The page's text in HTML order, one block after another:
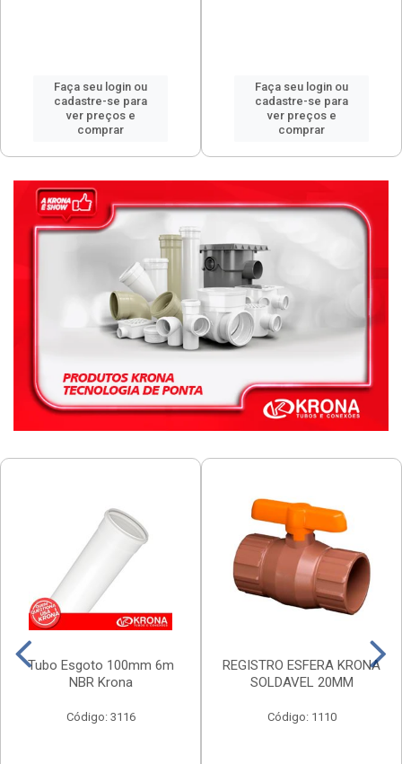
Faça seu login ou
cadastre-se para
ver preços e
comprar
Faça seu login ou
cadastre-se para
ver preços e
comprar
Tubo Esgoto 100mm 6m
NBR Krona
Código: 3116
REGISTRO ESFERA KRONA
SOLDAVEL 20MM
Código: 1110